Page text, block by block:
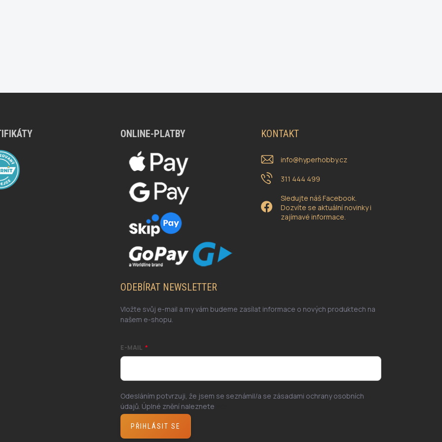
ONLINE-PLATBY KONTAKT
info@hyperhobby.cz
311 444 499
Sledujte náš Facebook.
Dozvíte se aktuální novinky i
zajímavé informace.
ODEBÍRAT NEWSLETTER
Vložte svůj e-mail a my vám budeme zasílat informace o nových produktech na
našem e-shopu.
E-MAIL
Odesláním potvrzuji, že jsem se seznámil/a se zásadami ochrany osobních
údajů. Úplné znění naleznete
PŘIHLÁSIT SE